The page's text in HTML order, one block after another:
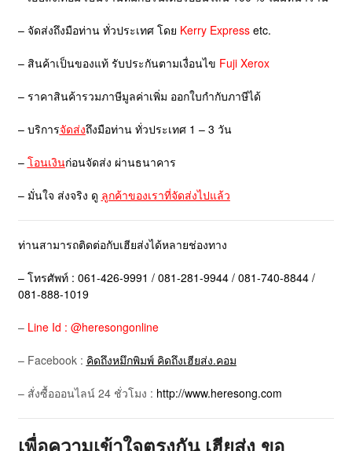
– จัดส่งถึงมือท่าน ทั่วประเทศ โดย Kerry Expressetc.
– สินค้าเป็นของแท้ รับประกันตามเงื่อนไข Fuji Xerox
– ราคาสินค้ารวมภาษีมูลค่าเพิ่ม ออกใบกำกับภาษีได้
– บริการจัดส่งถึงมือท่าน ทั่วประเทศ 1 – 3 วัน
– โอนเงินก่อนจัดส่ง ผ่านธนาคาร
– มั่นใจ ส่งจริง ดู ลูกค้าของเราที่จัดส่งไปแล้ว
ท่านสามารถติดต่อกับเฮียส่งได้หลายช่องทาง
– โทรศัพท์ : 061-426-9991 / 081-281-9944 / 081-740-8844 /
081-888-1019
– Line Id : @heresongonline
– Facebook : คิดถึงหมึกพิมพ์ คิดถึงเฮียส่ง.คอม
– สั่งซื้อออนไลน์ 24 ชั่วโมง : http://www.heresong.com